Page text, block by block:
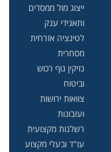
ייצוג מול ממסדים
ותאגידי ענק
לטיגציה אזרחית
מסחרית
נזיקין גוף רכוש
וביטוח
צוואות ירושות
ועזבונות
רשלנות מקצועית
עו"ד ובעלי מקצוע